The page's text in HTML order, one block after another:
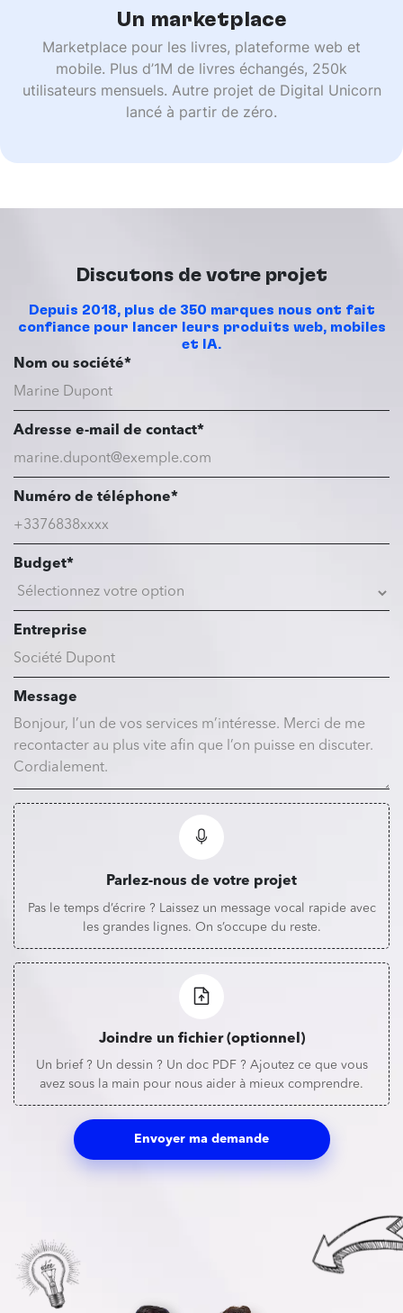
Un marketplace
Marketplace pour les livres, plateforme web et
mobile. Plus d’1M de livres échangés, 250k
utilisateurs mensuels. Autre projet de Digital Unicorn
lancé à partir de zéro.
Discutons de votre projet
Depuis 2018, plus de 350 marques nous ont fait
confiance pour lancer leurs produits web, mobiles
et IA.
Nom ou société*
Adresse e-mail de contact*
Numéro de téléphone*
Budget*
Entreprise
Message
Parlez-nous de votre projet
Pas le temps d’écrire ? Laissez un message vocal rapide avec
les grandes lignes. On s’occupe du reste.
Joindre un fichier (optionnel)
Un brief ? Un dessin ? Un doc PDF ? Ajoutez ce que vous
avez sous la main pour nous aider à mieux comprendre.
Envoyer ma demande